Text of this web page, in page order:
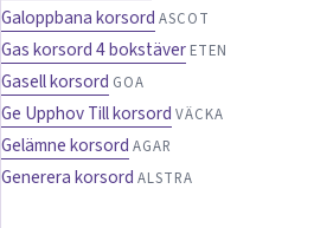
Galoppbana korsord ASCOT
Gas korsord 4 bokstäver ETEN
Gasell korsord GOA
Ge Upphov Till korsord VÄCKA
Gelämne korsord AGAR
Generera korsord ALSTRA